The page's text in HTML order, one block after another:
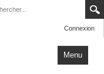
Connexion
Menu